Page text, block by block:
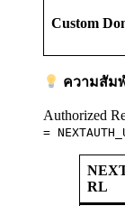
Custom
ความสัม
Authorized
=
RL